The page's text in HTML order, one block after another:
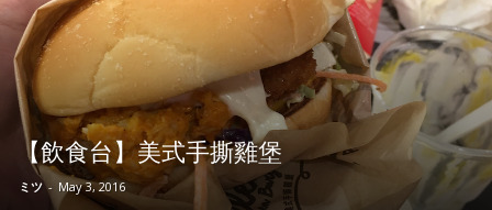
【飲食台】美式手撕雞堡
ミツ - May 3, 2016